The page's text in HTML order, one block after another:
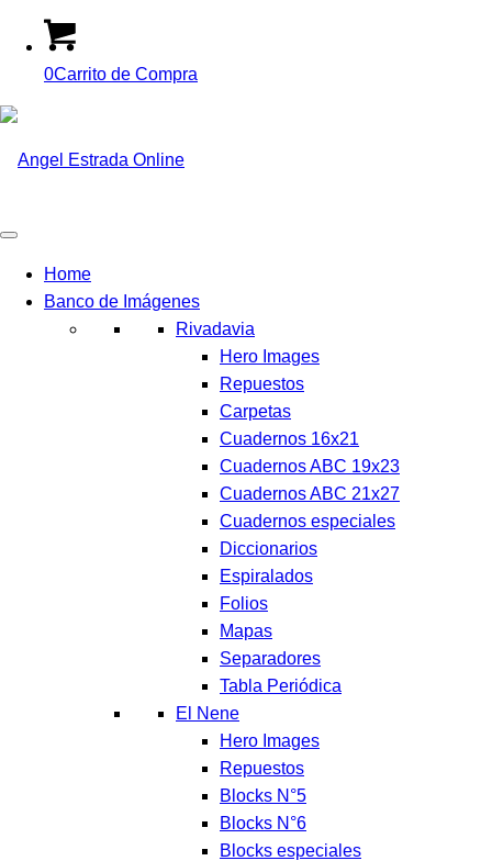
0Carrito de Compra
Home
Banco de Imágenes
Rivadavia
Hero Images
Repuestos
Carpetas
Cuadernos 16x21
Cuadernos ABC 19x23
Cuadernos ABC 21x27
Cuadernos especiales
Diccionarios
Espiralados
Folios
Mapas
Separadores
Tabla Periódica
El Nene
Hero Images
Repuestos
Blocks N°5
Blocks N°6
Blocks especiales